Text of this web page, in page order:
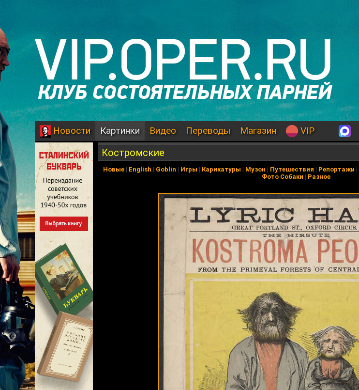
Новости Картинки Видео Переводы Магазин VIP
Костромские
Новые| English | Goblin | Игры | Карикатуры | Музон | Путешествия | Репортажи |
Фото Собаки | Разное